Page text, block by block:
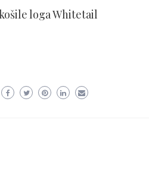
loga Whitetail